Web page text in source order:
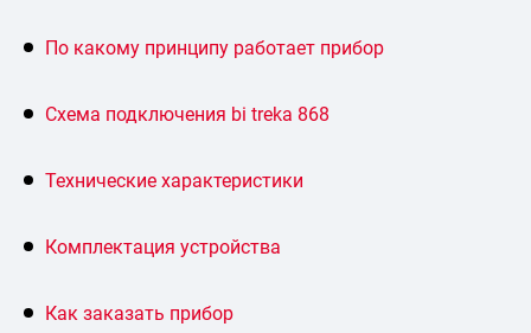
По какому принципу работает прибор
Схема подключения bi treka 868
Технические характеристики
Комплектация устройства
Как заказать прибор